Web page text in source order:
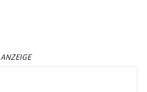
ANZEIGE